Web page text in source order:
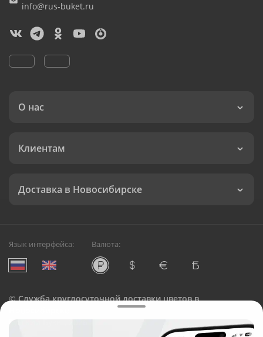
info@rus-buket.ru
О нас
Клиентам
Доставка в Новосибирске
Язык интерфейса: Валюта:
©Служба круглосуточной доставки цветов в
Русский Букет, 2026